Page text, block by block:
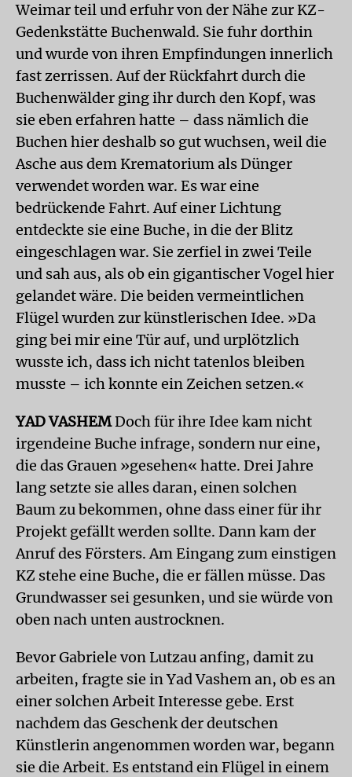
Weimar teil und erfuhr von der Nähe zur KZ-
Gedenkstätte Buchenwald. Sie fuhr dorthin
und wurde von ihren Empfindungen innerlich
fast zerrissen. Auf der Rückfahrt durch die
Buchenwälder ging ihr durch den Kopf, was
sie eben erfahren hatte – dass nämlich die
Buchen hier deshalb so gut wuchsen, weil die
Asche aus dem Krematorium als Dünger
verwendet worden war. Es war eine
bedrückende Fahrt. Auf einer Lichtung
entdeckte sie eine Buche, in die der Blitz
eingeschlagen war. Sie zerfiel in zwei Teile
und sah aus, als ob ein gigantischer Vogel hier
gelandet wäre. Die beiden vermeintlichen
Flügel wurden zur künstlerischen Idee. »Da
ging bei mir eine Tür auf, und urplötzlich
wusste ich, dass ich nicht tatenlos bleiben
musste – ich konnte ein Zeichen setzen.«
YAD VASHEMDoch für ihre Idee kam nicht
irgendeine Buche infrage, sondern nur eine,
die das Grauen »gesehen« hatte. Drei Jahre
lang setzte sie alles daran, einen solchen
Baum zu bekommen, ohne dass einer für ihr
Projekt gefällt werden sollte. Dann kam der
Anruf des Försters. Am Eingang zum einstigen
KZ stehe eine Buche, die er fällen müsse. Das
Grundwasser sei gesunken, und sie würde von
oben nach unten austrocknen.
Bevor Gabriele von Lutzau anfing, damit zu
arbeiten, fragte sie in Yad Vashem an, ob es an
einer solchen Arbeit Interesse gebe. Erst
nachdem das Geschenk der deutschen
Künstlerin angenommen worden war, begann
sie die Arbeit. Es entstand ein Flügel in einem